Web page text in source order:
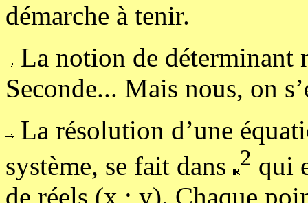
démarche à tenir.
La notion de déterminant
Seconde... Mais nous, on
La résolution d’une
système, se fait dans
2 qui
de réels (x ; y). Chaque